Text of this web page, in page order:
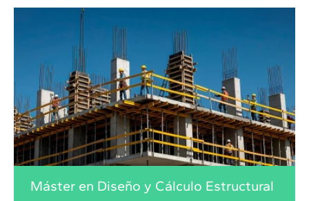
Máster en Diseño y Cálculo Estructural